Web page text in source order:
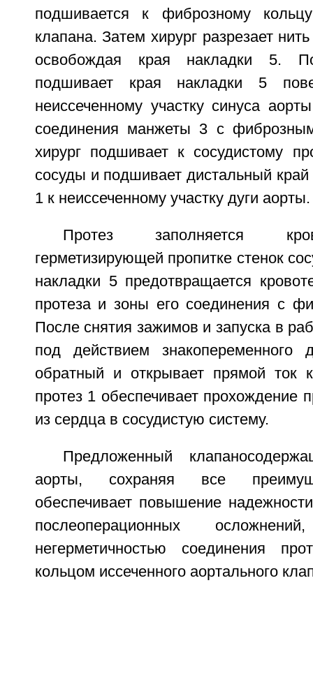
подшивается к фиброзному
клапана. Затем хирург разрезает
освобождая края накладки 5.
подшивает края накладки 5
неиссеченному участку синуса
соединения манжеты 3 с
хирург подшивает к сосудистому
сосуды и подшивает дистальный край
1 к неиссеченному участку дуги аорты.
Протез заполняется
герметизирующей пропитке стенок
накладки 5 предотвращается
протеза и зоны его соединения с
После снятия зажимов и запуска в
под действием знакопеременного
обратный и открывает прямой ток
протез 1 обеспечивает прохождение
из сердца в сосудистую систему.
Предложенный
аорты, сохраняя все
обеспечивает повышение
послеоперационных
негерметичностью соединения
кольцом иссеченного аортального